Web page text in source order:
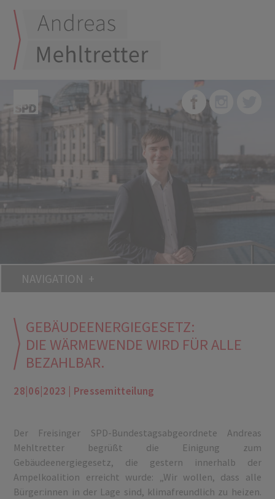
NAVIGATION
GEBÄUDEENERGIEGESETZ:
DIE WÄRMEWENDE WIRD FÜR ALLE
BEZAHLBAR.
28|06|2023 | Pressemitteilung
Der Freisinger SPD-Bundestagsabgeordnete Andreas
Mehltretter begrüßt die Einigung zum
Gebäudeenergiegesetz, die gestern innerhalb der
Ampelkoalition erreicht wurde: „Wir wollen, dass alle
Bürger:innen in der Lage sind, klimafreundlich zu heizen.